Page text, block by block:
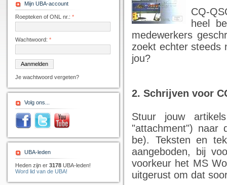
Mijn UBA-account
Roepteken of ONL nr.: *
Wachtwoord: *
Je wachtwoord vergeten?
Volg ons...
UBA-leden
Heden zijn er 3178 UBA-leden!
Word lid van de UBA!
CQ-
heel
medewerkers
zoekt echter steeds
jou?
2. Schrijven voor
Stuur jouw
"attachment") naar
be). Teksten en
aangeboden, bij
voorkeur het MS
uitgerust om dat